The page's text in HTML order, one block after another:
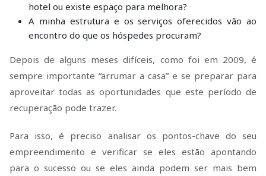
hotel ou existe espaço para melhora?
A minha estrutura e os serviços oferecidos vão ao
encontro do que os hóspedes procuram?
Depois de alguns meses difíceis, como foi em 2009, é
sempre importante “arrumar a casa” e se preparar para
aproveitar todas as oportunidades que este período de
recuperação pode trazer.
Para isso, é preciso analisar os pontos-chave do seu
empreendimento e verificar se eles estão apontando
para o sucesso ou se eles ainda podem ser mais bem